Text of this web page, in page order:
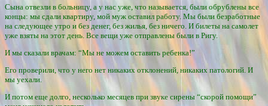
Сына отвезли в больницу, а у нас уже, что называется, были обрублены все
концы: мы сдали квартиру, мой муж оставил работу. Мы были безработные
на следующее утро и без денег, без жилья, без ничего. И билеты на самолет
уже взяты на этот день. Все вещи уже отправлены были в Ригу.
И мы сказали врачам: “Мы не можем оставить ребенка!”
Его проверили, что у него нет никаких отклонений, никаких патологий. И
мы уехали.
И потом еще долго, несколько месяцев при звуке сирены “скорой помощи”